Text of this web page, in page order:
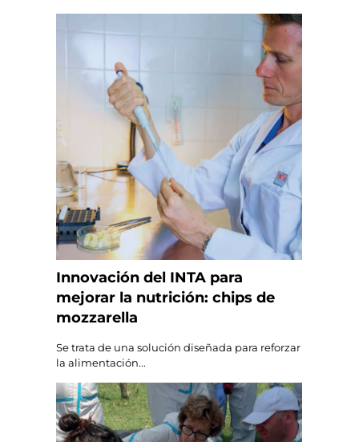
Innovación del INTA para
mejorar la nutrición: chips de
mozzarella
Se trata de una solución diseñada para reforzar
la alimentación...